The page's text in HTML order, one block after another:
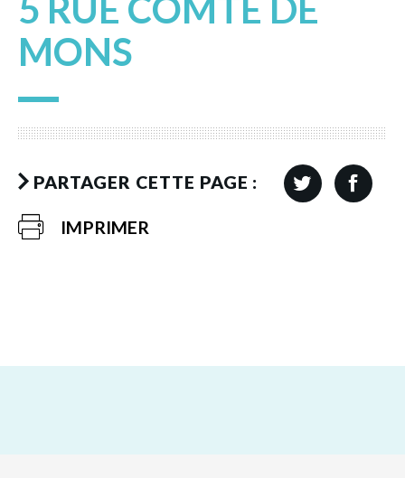
5 RUE COMTE DE
MONS
PARTAGER CETTE PAGE :
IMPRIMER